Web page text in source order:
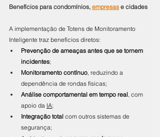
Benefícios para condomínios, empresas e cidades
A implementação de Totens de Monitoramento
Inteligente traz benefícios diretos:
Prevenção de ameaças antes que se tornem
incidentes;
Monitoramento contínuo , reduzindo a
dependência de rondas físicas;
Análise comportamental em tempo real , com
apoio da IA;
Integração total com outros sistemas de
segurança;